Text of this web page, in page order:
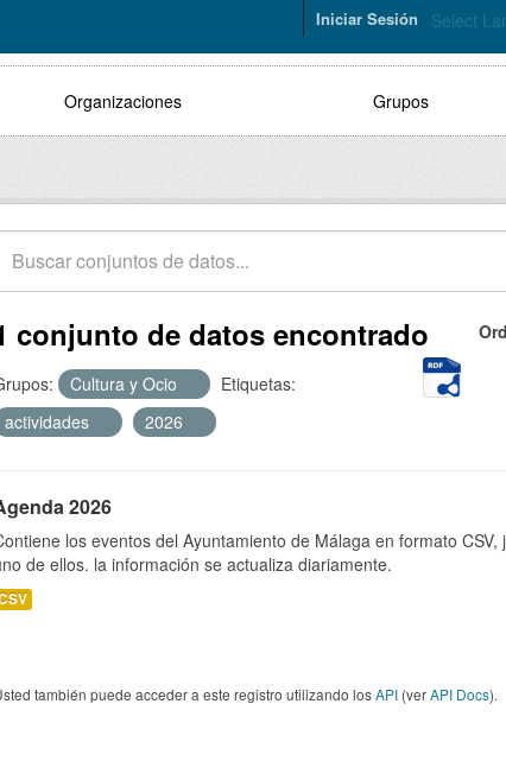
Select
Iniciar Sesión
Organizaciones Grupos
conjunto de datos encontrado
Cultura y Ocio
Etiquetas:
actividades
2026
2026
los eventos del Ayuntamiento de Málaga en formato
de ellos. la información se actualiza diariamente.
también puede acceder a este registro utilizando losAPI (verAPI Docs).